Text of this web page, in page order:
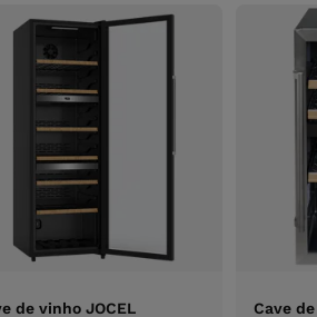
de vinho JOCEL
Cave